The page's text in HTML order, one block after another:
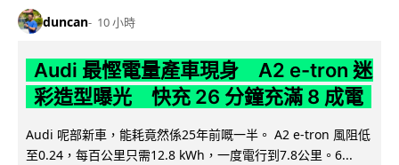
duncan 10 小時
Audi 最慳電量產車現身 A2 e-tron 迷
彩造型曝光 快充 26 分鐘充滿 8 成電
Audi 呢部新車，能耗竟然係25年前嘅一半。 A2 e-tron 風阻低
至0.24，每百公里只需12.8 kWh，一度電行到7.8公里。6...